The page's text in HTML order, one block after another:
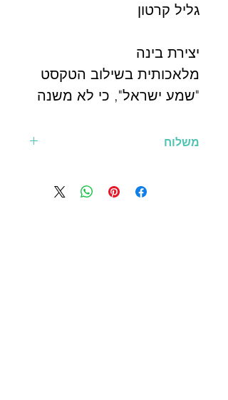
גליל קרטון
יצירת בינה
מלאכותית בשילוב הטקסט
"שמע ישראל", כי לא משנה
ההתקדמות של הטכנולוגיה,
אחד שמנהל פה הכל, אדון
כל העולם השם אחד ושמו
משלוח